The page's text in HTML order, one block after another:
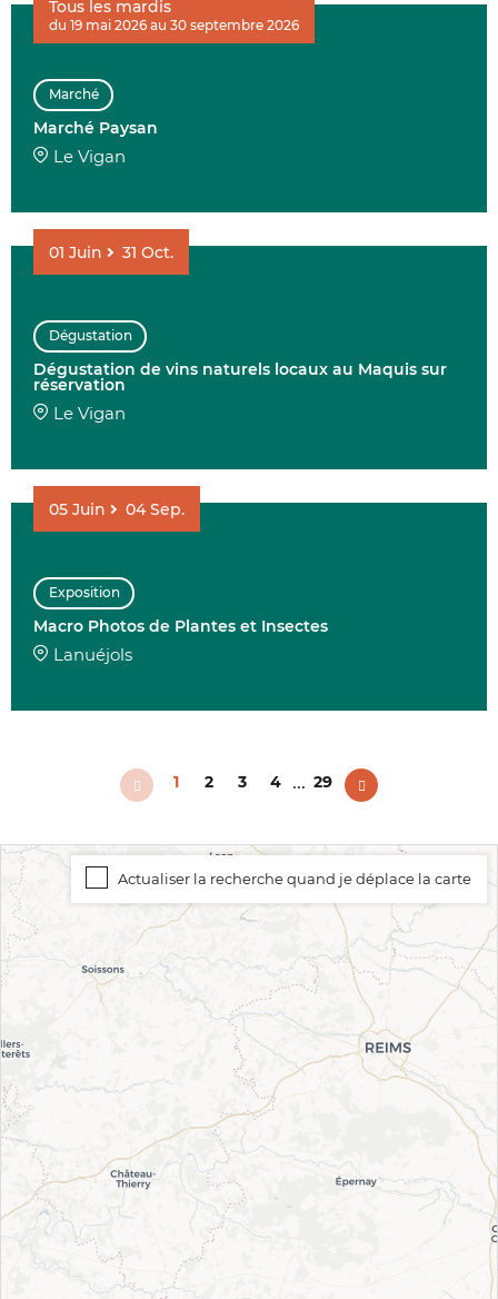
DATE
Marché
Marché Paysan
Le Vigan
Tous les mardis
du 19 mai 2026 au 30 septembre 2026
Dégustation
Dégustation de vins naturels locaux au Maquis sur
réservation
Le Vigan
01 Juin 31 Oct.
Exposition
Macro Photos de Plantes et Insectes
Lanuéjols
05 Juin 04 Sep.
1 2 3 4 ... 29
Actualiser la recherche quand je déplace la carte